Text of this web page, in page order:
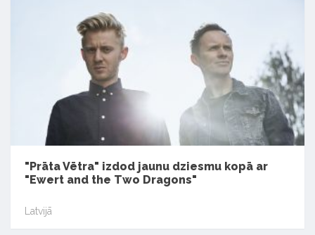
"Prāta Vētra" izdod jaunu dziesmu kopā ar
"Ewert and the Two Dragons"
Latvijā